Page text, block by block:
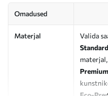
Omadused
Materjal
Valida
Standard
Premium